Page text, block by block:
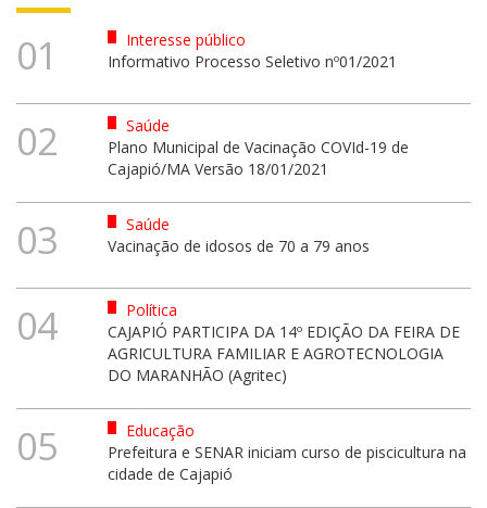
01
Interesse público
Informativo Processo Seletivo nº01/2021
02
Saúde
Plano Municipal de Vacinação COVId-19 de
Cajapió/MA Versão 18/01/2021
03
Saúde
Vacinação de idosos de 70 a 79 anos
04
Política
CAJAPIÓ PARTICIPA DA 14º EDIÇÃO DA FEIRA DE
AGRICULTURA FAMILIAR E AGROTECNOLOGIA
DO MARANHÃO (Agritec)
05
Educação
Prefeitura e SENAR iniciam curso de piscicultura na
cidade de Cajapió